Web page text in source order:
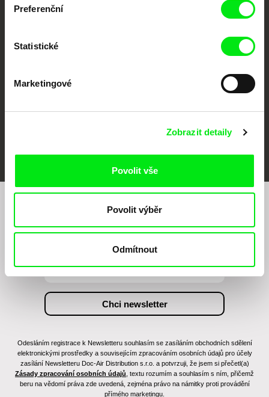
Preferenční
Statistické
Marketingové
Zobrazit detaily
Povolit vše
Povolit výběr
Odmítnout
Visions du Réel
Chcete být pravidelně informováni o našem
filmovém programu?
Odesláním registrace k Newsletteru souhlasím se zasíláním obchodních sdělení
elektronickými prostředky a souvisejícím zpracováním osobních údajů pro účely
zasílání Newsletteru Doc-Air Distribution s.r.o. a potvrzuji, že jsem si přečetl(a)
Zásady zpracování osobních údajů , textu rozumím a souhlasím s ním, přičemž
beru na vědomí práva zde uvedená, zejména právo na námitky proti provádění
přímého marketingu.